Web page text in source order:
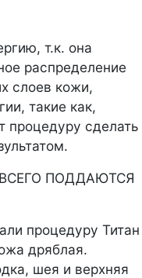
т.к. она
распределение
слоев кожи,
такие как,
процедуру сделать
ПОДДАЮТСЯ
процедуру Титан
дряблая.
шея и верхняя